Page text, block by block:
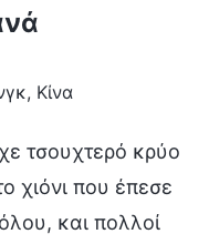
Κίνα
τσουχτερό κρύο
χιόνι που έπεσε
και πολλοί